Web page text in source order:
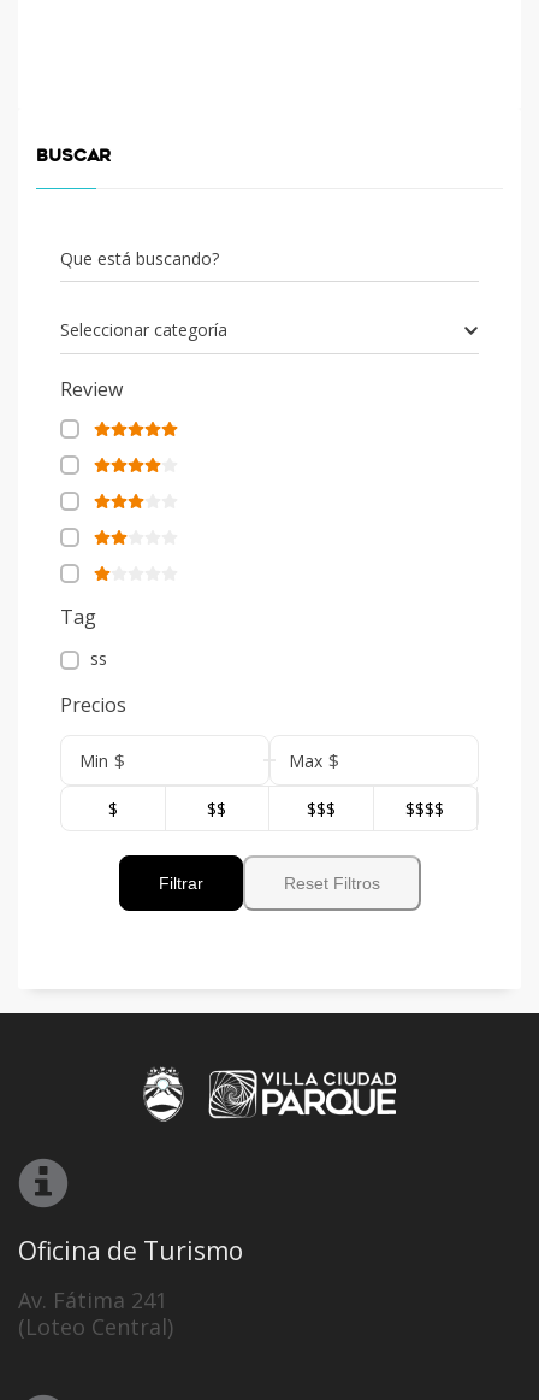
BUSCAR
Que está buscando?
Seleccionar categoría
Review
Tag
ss
Precios
Min $ Max $
$ $$ $$$ $$$$
Filtrar Reset Filtros
Oficina de Turismo
Av. Fátima 241
(Loteo Central)